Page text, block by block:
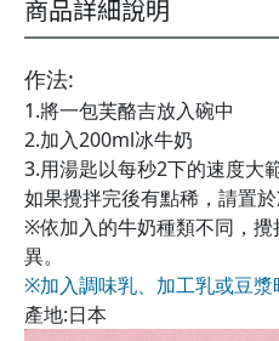
商品詳細說明
作法:
1.將一包芙酪吉放入碗中
2.加入200ml冰牛奶
3.用湯匙以每秒2下的速度大
如果攪拌完後有點稀，請置於
※依加入的牛奶種類不同，
異。
※加入調味乳、加工乳或豆漿
產地:日本